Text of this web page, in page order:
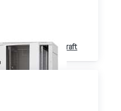
19" Rack Hohe Tragekraft